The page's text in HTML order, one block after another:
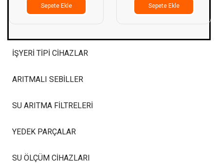
Sepete Ekle Sepete Ekle
İŞYERI TIPI CIHAZLAR
ARITMALI SEBILLER
SU ARITMA FILTRELERI
YEDEK PARÇALAR
SU ÖLÇÜM CIHAZLARI